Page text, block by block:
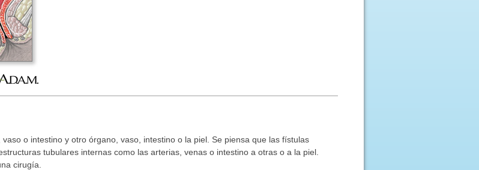
o intestino y otro órgano, vaso, intestino o la piel. Se piensa que las fístulas
tubulares internas como las arterias, venas o intestino a otras o a la piel.
cirugía.